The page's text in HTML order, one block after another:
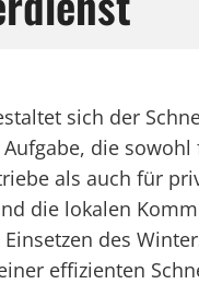
sich der
die sowohl
als auch für
die lokalen
des
effizienten